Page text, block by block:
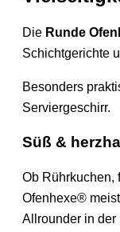
Die Runde
Schichtgerichte
Besonders
Serviergeschirr.
Süß &
Ob Rührkuchen,
Ofenhexe®
Allrounder in der